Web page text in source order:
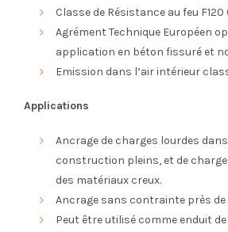
Classe de Résistance au feu
Agrément Technique Européen
application en béton fissuré et
Emission dans l’air intérieur
Applications
Ancrage de charges lourdes
construction pleins, et de
des matériaux creux.
Ancrage sans contrainte près de
Peut être utilisé comme enduit